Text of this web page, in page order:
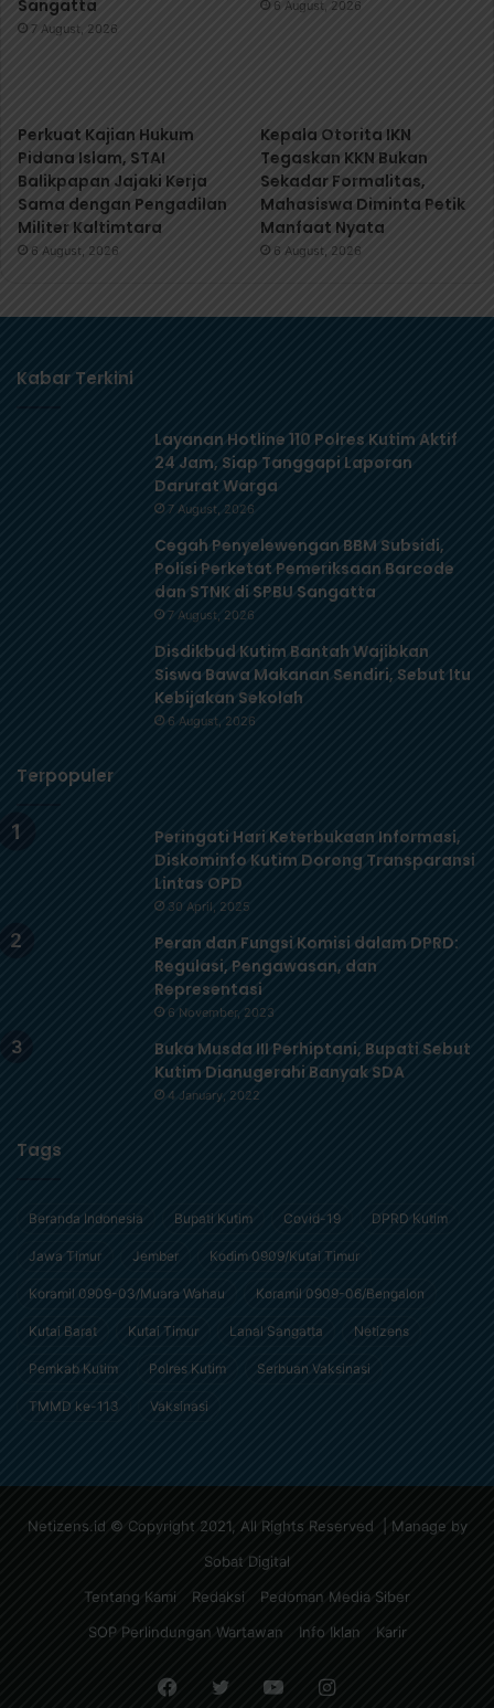
Sangatta
7 August, 2026
6 August, 2026
Perkuat Kajian Hukum
Pidana Islam, STAI
Balikpapan Jajaki Kerja
Sama dengan Pengadilan
Militer Kaltimtara
6 August, 2026
Kepala Otorita IKN
Tegaskan KKN Bukan
Sekadar Formalitas,
Mahasiswa Diminta Petik
Manfaat Nyata
6 August, 2026
Kabar Terkini
Layanan Hotline 110 Polres Kutim Aktif
24 Jam, Siap Tanggapi Laporan
Darurat Warga
7 August, 2026
Cegah Penyelewengan BBM Subsidi,
Polisi Perketat Pemeriksaan Barcode
dan STNK di SPBU Sangatta
7 August, 2026
Disdikbud Kutim Bantah Wajibkan
Siswa Bawa Makanan Sendiri, Sebut Itu
Kebijakan Sekolah
6 August, 2026
Terpopuler
Peringati Hari Keterbukaan Informasi,
Diskominfo Kutim Dorong Transparansi
Lintas OPD
30 April, 2025
Peran dan Fungsi Komisi dalam DPRD:
Regulasi, Pengawasan, dan
Representasi
6 November, 2023
Buka Musda III Perhiptani, Bupati Sebut
Kutim Dianugerahi Banyak SDA
4 January, 2022
Tags
Beranda Indonesia Bupati Kutim Covid-19 DPRD Kutim
Jawa Timur Jember Kodim 0909/Kutai Timur
Koramil 0909-03/Muara Wahau Koramil 0909-06/Bengalon
Kutai Barat Kutai Timur Lanal Sangatta Netizens
Pemkab Kutim Polres Kutim Serbuan Vaksinasi
TMMD ke-113 Vaksinasi
Netizens.id © Copyright 2021, All Rights Reserved | Manage by
Sobat Digital
Tentang Kami
Redaksi
Pedoman Media Siber
SOP Perlindungan Wartawan
Info Iklan Karir
Facebook
Twitter YouTubeInstagram